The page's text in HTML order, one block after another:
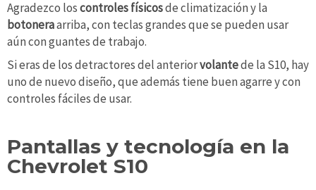
Agradezco loscontroles físicosde climatización y la
botoneraarriba, con teclas grandes que se pueden usar
aún con guantes de trabajo.
Si eras de los detractores del anteriorvolantede la S10, hay
uno de nuevo diseño, que además tiene buen agarre y con
controles fáciles de usar.
Pantallas y tecnología en la
Chevrolet S10